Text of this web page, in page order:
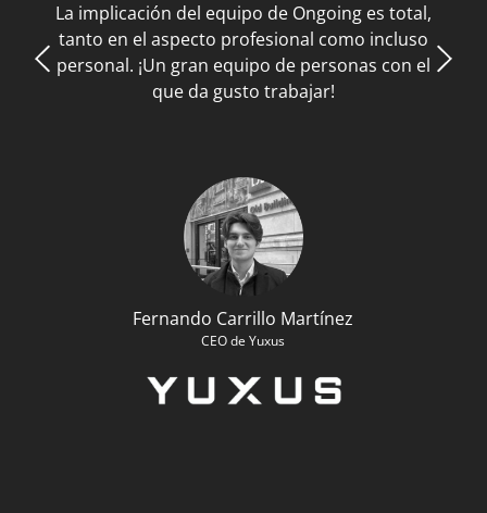
Fernando Carrillo Martínez
CEO de Yuxus
La implicación del equipo de Ongoing es total,
tanto en el aspecto profesional como incluso
personal. ¡Un gran equipo de personas con el
que da gusto trabajar!